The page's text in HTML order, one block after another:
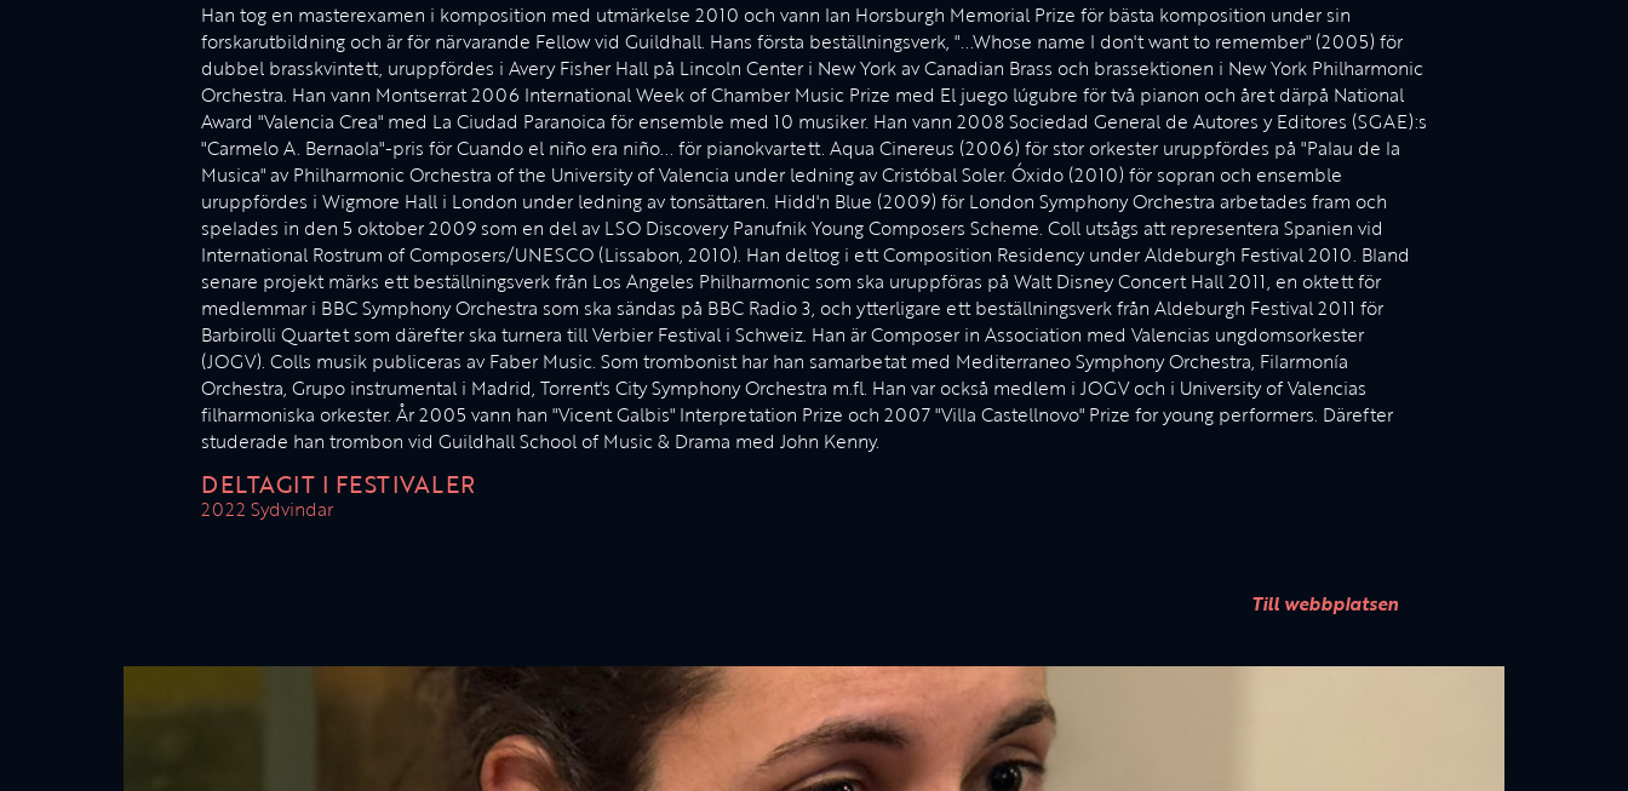
Han tog en masterexamen i komposition med utmärkelse 2010 och vann Ian Horsburgh Memorial Prize för bästa komposition under sin
forskarutbildning och är för närvarande Fellow vid Guildhall. Hans första beställningsverk, "...Whose name I don't want to remember" (2005) för
dubbel brasskvintett, uruppfördes i Avery Fisher Hall på Lincoln Center i New York av Canadian Brass och brassektionen i New York Philharmonic
Orchestra. Han vann Montserrat 2006 International Week of Chamber Music Prize med El juego lúgubre för två pianon och året därpå National
Award "Valencia Crea" med La Ciudad Paranoica för ensemble med 10 musiker. Han vann 2008 Sociedad General de Autores y Editores (SGAE):s
"Carmelo A. Bernaola"-pris för Cuando el niño era niño... för pianokvartett. Aqua Cinereus (2006) för stor orkester uruppfördes på "Palau de la
Musica" av Philharmonic Orchestra of the University of Valencia under ledning av Cristóbal Soler. Óxido (2010) för sopran och ensemble
uruppfördes i Wigmore Hall i London under ledning av tonsättaren. Hidd'n Blue (2009) för London Symphony Orchestra arbetades fram och
spelades in den 5 oktober 2009 som en del av LSO Discovery Panufnik Young Composers Scheme. Coll utsågs att representera Spanien vid
International Rostrum of Composers/UNESCO (Lissabon, 2010). Han deltog i ett Composition Residency under Aldeburgh Festival 2010. Bland
senare projekt märks ett beställningsverk från Los Angeles Philharmonic som ska uruppföras på Walt Disney Concert Hall 2011, en oktett för
medlemmar i BBC Symphony Orchestra som ska sändas på BBC Radio 3, och ytterligare ett beställningsverk från Aldeburgh Festival 2011 för
Barbirolli Quartet som därefter ska turnera till Verbier Festival i Schweiz. Han är Composer in Association med Valencias ungdomsorkester
(JOGV). Colls musik publiceras av Faber Music. Som trombonist har han samarbetat med Mediterraneo Symphony Orchestra, Filarmonía
Orchestra, Grupo instrumental i Madrid, Torrent's City Symphony Orchestra m.fl. Han var också medlem i JOGV och i University of Valencias
filharmoniska orkester. År 2005 vann han "Vicent Galbis" Interpretation Prize och 2007 "Villa Castellnovo" Prize for young performers. Därefter
studerade han trombon vid Guildhall School of Music & Drama med John Kenny.
DELTAGIT I FESTIVALER
2022 Sydvindar
Till webbplatsen